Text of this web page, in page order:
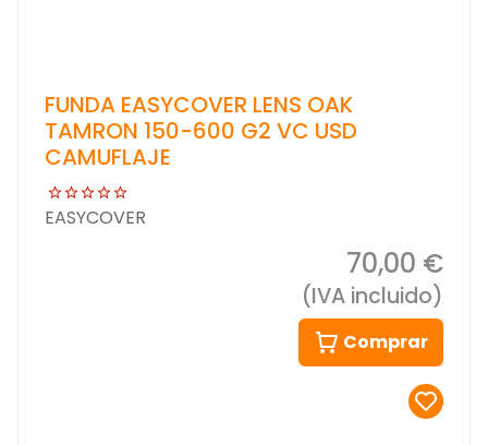
FUNDA EASYCOVER LENS OAK
TAMRON 150-600 G2 VC USD
CAMUFLAJE
EASYCOVER
70,00 €
(IVA incluido)
Comprar